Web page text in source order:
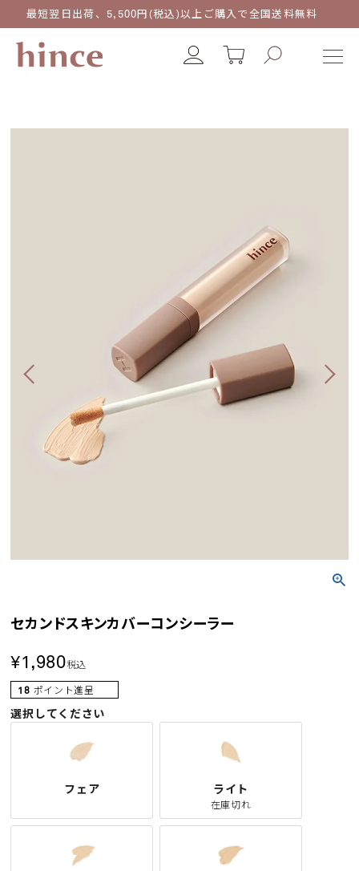
最短翌日出荷、5,500円(税込)以上ご購入で全国送料無料
セカンドスキンカバーコンシーラー
¥1,980税込
18 ポイント進呈
選択してください
フェア ライト
在庫切れ